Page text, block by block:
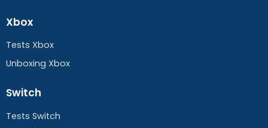
Xbox
Tests Xbox
Unboxing Xbox
Switch
Tests Switch